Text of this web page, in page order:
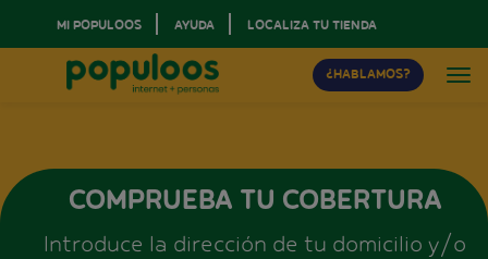
MI POPULOOS AYUDA LOCALIZA TU TIENDA
¿HABLAMOS?
COMPRUEBA TU COBERTURA
Introduce la dirección de tu domicilio y/o